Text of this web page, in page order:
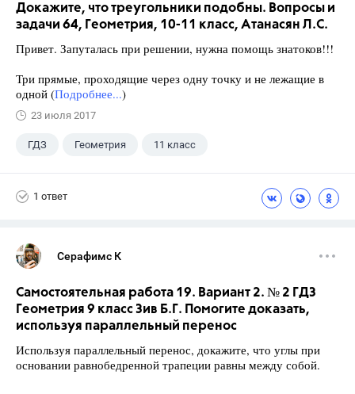
Докажите, что треугольники подобны. Вопросы и
задачи 64, Геометрия, 10-11 класс, Атанасян Л.С.
Привет. Запуталась при решении, нужна помощь знатоков!!!
Три прямые, проходящие через одну точку и не лежащие в
одной (Подробнее...)
23 июля 2017
ГДЗ Геометрия 11 класс
1 ответ
Серафимс К
Самостоятельная работа 19. Вариант 2. № 2 ГДЗ
Геометрия 9 класс Зив Б.Г. Помогите доказать,
используя параллельный перенос
Используя параллельный перенос, докажите, что углы при
основании равнобедренной трапеции равны между собой.